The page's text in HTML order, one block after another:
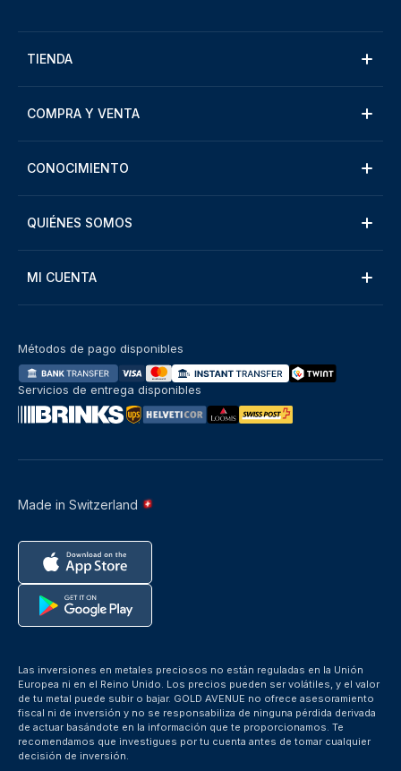
TIENDA
COMPRA Y VENTA
CONOCIMIENTO
QUIÉNES SOMOS
MI CUENTA
Made in Switzerland
Métodos de pago disponibles
Servicios de entrega disponibles
Las inversiones en metales preciosos no están reguladas en la Unión
Europea ni en el Reino Unido. Los precios pueden ser volátiles, y el valor
de tu metal puede subir o bajar. GOLD AVENUE no ofrece asesoramiento
fiscal ni de inversión y no se responsabiliza de ninguna pérdida derivada
de actuar basándote en la información que te proporcionamos. Te
recomendamos que investigues por tu cuenta antes de tomar cualquier
decisión de inversión.